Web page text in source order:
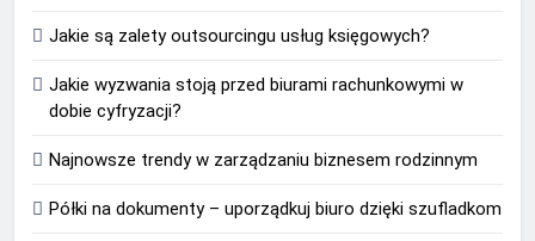
Jakie są zalety outsourcingu usług księgowych?
Jakie wyzwania stoją przed biurami rachunkowymi w
dobie cyfryzacji?
Najnowsze trendy w zarządzaniu biznesem rodzinnym
Półki na dokumenty – uporządkuj biuro dzięki szufladkom